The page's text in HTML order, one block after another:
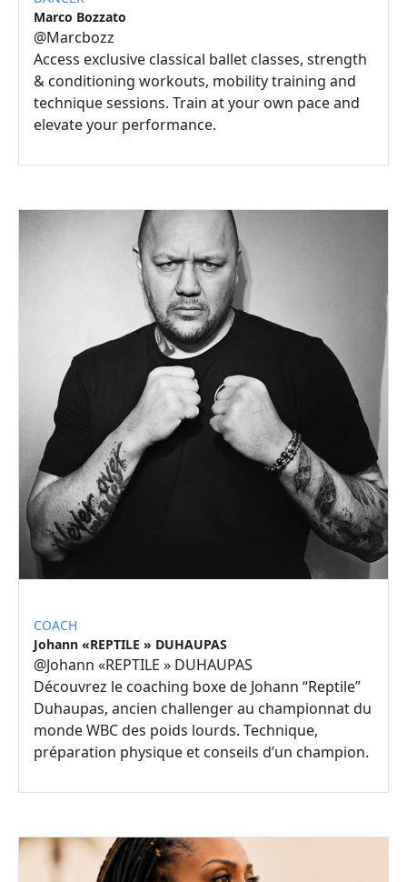
Marco Bozzato
@Marcbozz
Access exclusive classical ballet classes, strength
& conditioning workouts, mobility training and
technique sessions. Train at your own pace and
elevate your performance.
COACH
Johann «REPTILE » DUHAUPAS
@Johann «REPTILE » DUHAUPAS
Découvrez le coaching boxe de Johann “Reptile”
Duhaupas, ancien challenger au championnat du
monde WBC des poids lourds. Technique,
préparation physique et conseils d’un champion.